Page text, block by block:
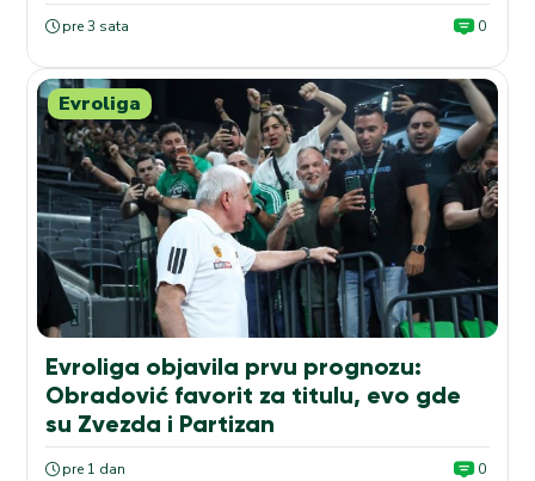
pre 3 sata 0
Evroliga
Evroliga objavila prvu prognozu:
Obradović favorit za titulu, evo gde
su Zvezda i Partizan
pre 1 dan 0